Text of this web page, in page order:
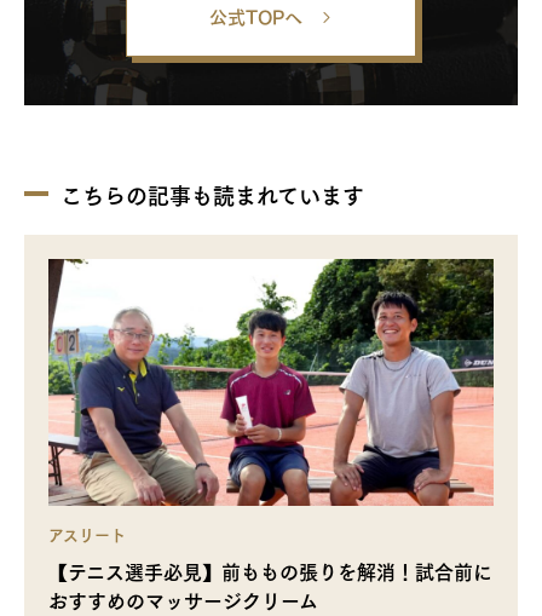
公式TOPへ
こちらの記事も読まれています
アスリート
【テニス選手必見】前ももの張りを解消！試合前に
おすすめのマッサージクリーム